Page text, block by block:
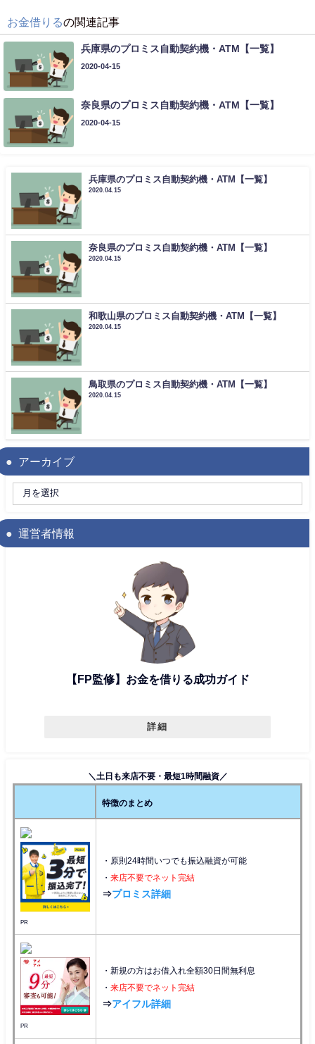
お金借りるの関連記事
兵庫県のプロミス自動契約機・ATM【一覧】
2020-04-15
奈良県のプロミス自動契約機・ATM【一覧】
2020-04-15
兵庫県のプロミス自動契約機・ATM【一覧】
2020.04.15
奈良県のプロミス自動契約機・ATM【一覧】
2020.04.15
和歌山県のプロミス自動契約機・ATM【一覧】
2020.04.15
鳥取県のプロミス自動契約機・ATM【一覧】
2020.04.15
アーカイブ
運営者情報
【FP監修】お金を借りる成功ガイド
詳細
＼土日も来店不要・最短1時間融資／
特徴のまとめ
PR
・原則24時間いつでも振込融資が可能
・ 来店不要でネット完結
⇒プロミス詳細
PR
・新規の方はお借入れ全額30日間無利息
・ 来店不要でネット完結
⇒アイフル詳細